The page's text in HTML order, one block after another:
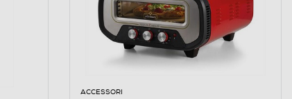
ACCESSORI